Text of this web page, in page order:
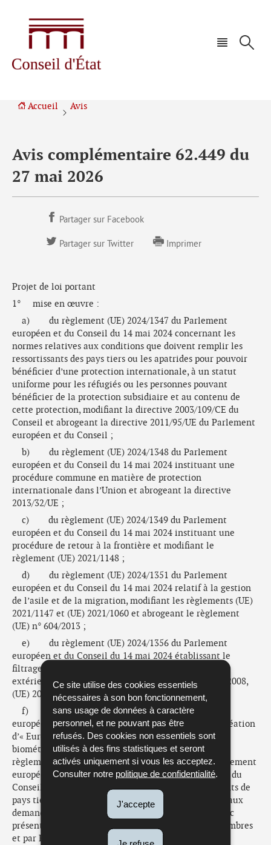
Ce site utilise des cookies essentiels
nécessaires à son bon fonctionnement,
sans usage de données à caractère
personnel, et ne pouvant pas être
refusés. Des cookies non essentiels sont
utilisés à des fins statistiques et seront
activés uniquement si vous les acceptez.
Consulter notre politique de confidentialité
J'accepte
Je refuse
contenu
Accueil Avis
Avis complémentaire 62.449 du
27 mai 2026
Partager sur Facebook
Partager sur Twitter Imprimer
Projet de loi portant
1° mise en œuvre :
a) du règlement (UE) 2024/1347 du Parlement
européen et du Conseil du 14 mai 2024 concernant les
normes relatives aux conditions que doivent remplir les
ressortissants des pays tiers ou les apatrides pour pouvoir
bénéficier d’une protection internationale, à un statut
uniforme pour les réfugiés ou les personnes pouvant
bénéficier de la protection subsidiaire et au contenu de
cette protection, modifiant la directive 2003/109/CE du
Conseil et abrogeant la directive 2011/95/UE du Parlement
européen et du Conseil ;
b) du règlement (UE) 2024/1348 du Parlement
européen et du Conseil du 14 mai 2024 instituant une
procédure commune en matière de protection
internationale dans l’Union et abrogeant la directive
2013/32/UE ;
c) du règlement (UE) 2024/1349 du Parlement
européen et du Conseil du 14 mai 2024 instituant une
procédure de retour à la frontière et modifiant le
règlement (UE) 2021/1148 ;
d) du règlement (UE) 2024/1351 du Parlement
européen et du Conseil du 14 mai 2024 relatif à la gestion
de l’asile et de la migration, modifiant les règlements (UE)
2021/1147 et (UE) 2021/1060 et abrogeant le règlement
(UE) n° 604/2013 ;
e) du règlement (UE) 2024/1356 du Parlement
européen et du Conseil du 14 mai 2024 établissant le
filtrage des ressortissants de pays tiers aux frontières
extérieures et modifiant les règlements (CE) n° 767/2008,
(UE) 2017/2226, (UE) 2018/1240 et (UE) 2019/817 ;
f) du règlement (UE) 2024/1358 du Parlement
européen et du Conseil du 14 mai 2024 relatif à la création
d’« Eurodac » pour la comparaison des données
biométriques aux fins de l’application efficace des
règlements (UE) 2024/1351 et (UE) 2024/1350 du Parlement
européen et du Conseil et de la directive 2001/55/CE du
Conseil et aux fins de l’identification des ressortissants de
pays tiers et apatrides en séjour irrégulier, et relatif aux
demandes de comparaison avec les données d’Eurodac
présentées par les autorités répressives des États membres
et par Europol à des fins répressives, modifiant les